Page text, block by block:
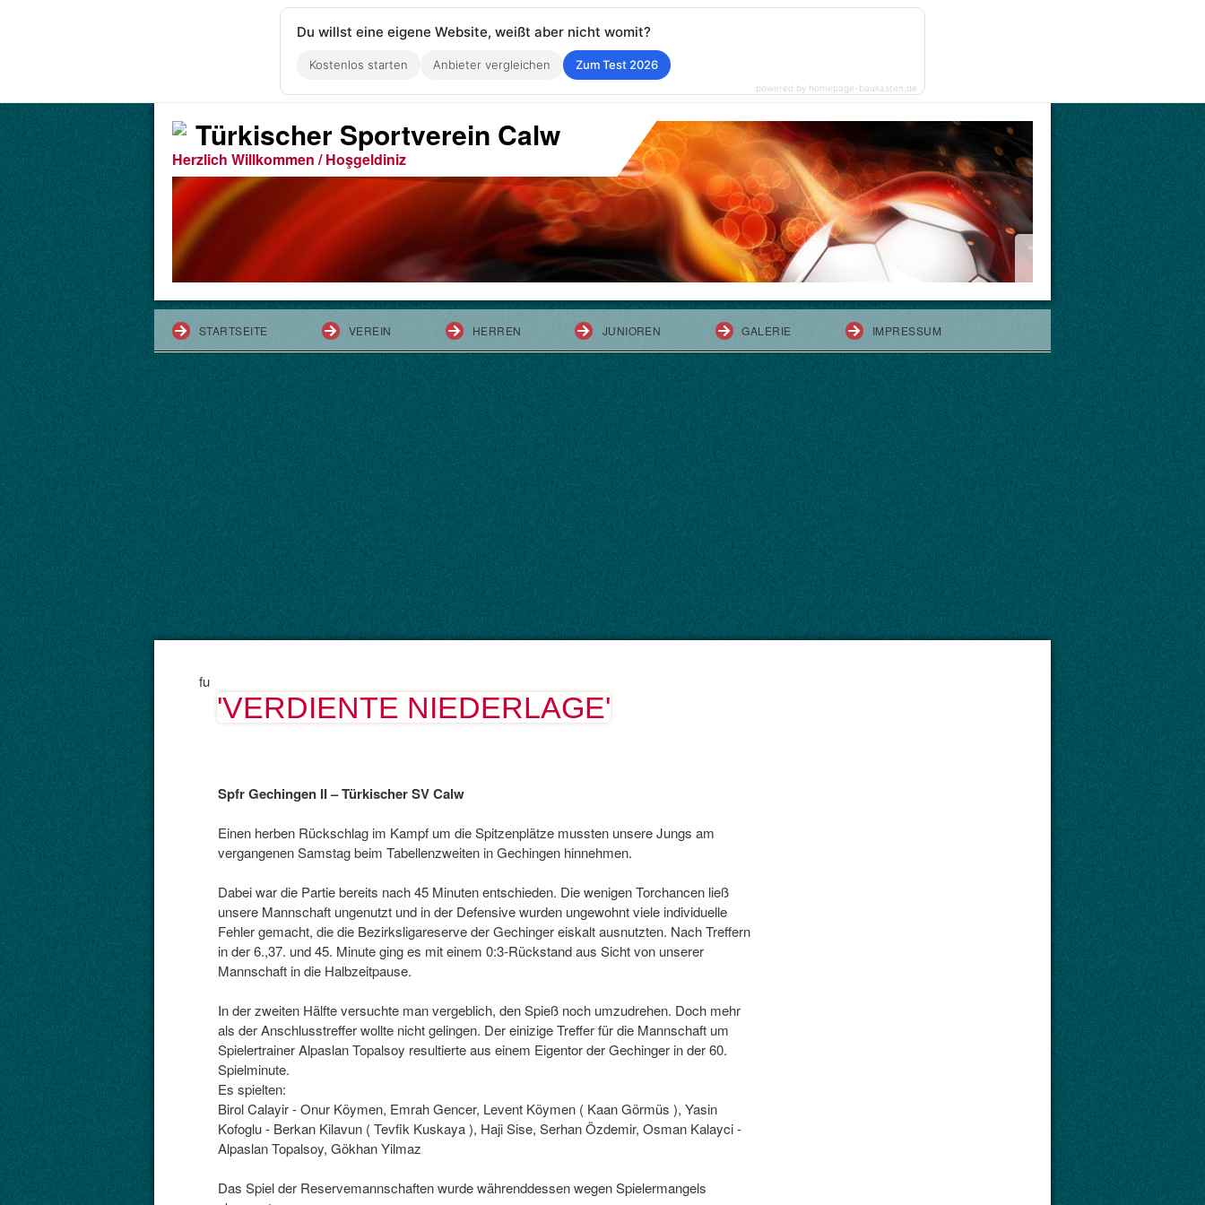
Türkischer Sportverein Calw
Herzlich Willkommen / Hoşgeldiniz
STARTSEITE VEREIN HERREN JUNIOREN GALERIE IMPRESSUM
fu
'VERDIENTE NIEDERLAGE'
Spfr Gechingen II – Türkischer SV Calw
Einen herben Rückschlag im Kampf um die Spitzenplätze mussten unsere Jungs am
vergangenen Samstag beim Tabellenzweiten in Gechingen hinnehmen.
Dabei war die Partie bereits nach 45 Minuten entschieden. Die wenigen Torchancen ließ
unsere Mannschaft ungenutzt und in der Defensive wurden ungewohnt viele individuelle
Fehler gemacht, die die Bezirksligareserve der Gechinger eiskalt ausnutzten. Nach Treffern
in der 6.,37. und 45. Minute ging es mit einem 0:3-Rückstand aus Sicht von unserer
Mannschaft in die Halbzeitpause.
In der zweiten Hälfte versuchte man vergeblich, den Spieß noch umzudrehen. Doch mehr
als der Anschlusstreffer wollte nicht gelingen. Der einizige Treffer für die Mannschaft um
Spielertrainer Alpaslan Topalsoy resultierte aus einem Eigentor der Gechinger in der 60.
Spielminute.
Es spielten:
Birol Calayir - Onur Köymen, Emrah Gencer, Levent Köymen ( Kaan Görmüs ), Yasin
Kofoglu - Berkan Kilavun ( Tevfik Kuskaya ), Haji Sise, Serhan Özdemir, Osman Kalayci -
Alpaslan Topalsoy, Gökhan Yilmaz
Das Spiel der Reservemannschaften wurde währenddessen wegen Spielermangels
Du willst eine eigene Website, weißt aber nicht womit?
Kostenlos starten Anbieter vergleichen Zum Test 2026
powered by homepage-baukasten.de